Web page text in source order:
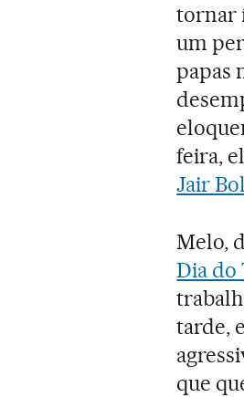
tornar
um
papas
feira,
Jair
Melo,
Dia do
tarde,
que